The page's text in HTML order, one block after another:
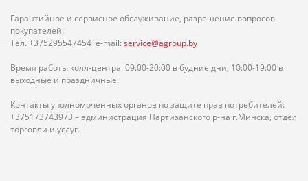
Гарантийное и сервисное обслуживание, разрешение вопросов
покупателей:
Тел. +375295547454 e-mail: service@agroup.by
Время работы колл-центра: 09:00-20:00 в будние дни, 10:00-19:00 в
выходные и праздничные.
Контакты уполномоченных органов по защите прав потребителей:
+375173743973 – администрация Партизанского р-на г.Минска, отдел
торговли и услуг.